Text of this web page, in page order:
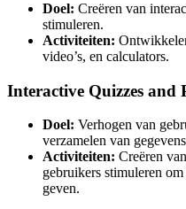
Doel: Creëren van
stimuleren.
Activiteiten:
video’s, en calculators.
Interactive Quizzes and
Doel: Verhogen van
verzamelen van
Activiteiten: Creëren
gebruikers stimuleren
geven.